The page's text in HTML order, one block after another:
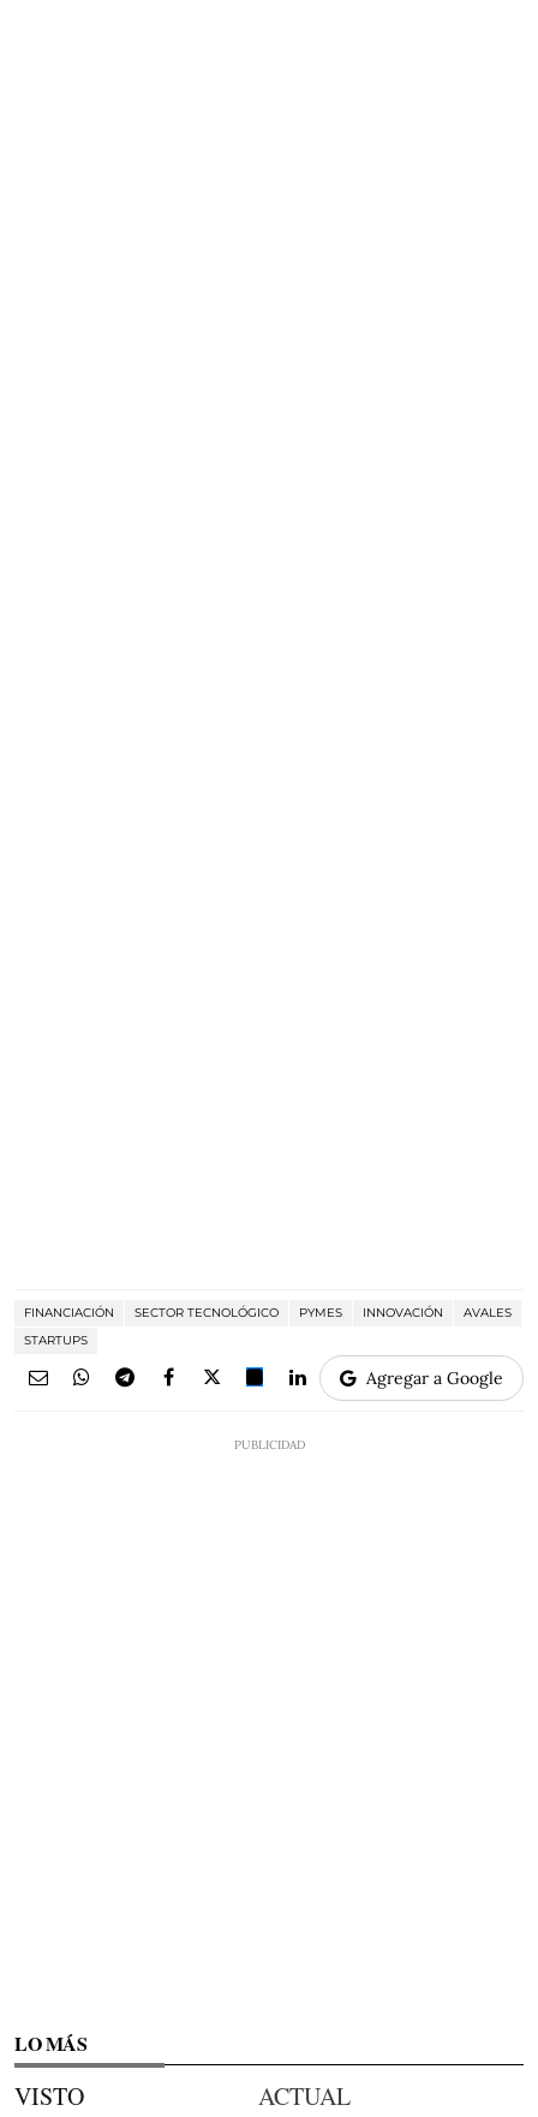
FINANCIACIÓN SECTOR TECNOLÓGICO PYMES INNOVACIÓN
AVALES
STARTUPS
Agregar a Google
LO MÁS
VISTO ACTUAL